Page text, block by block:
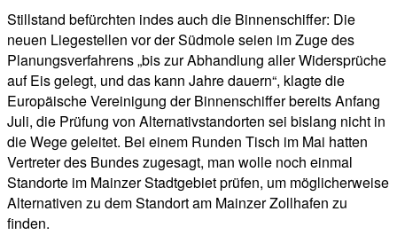
Stillstand befürchten indes auch die Binnenschiffer: Die
neuen Liegestellen vor der Südmole seien im Zuge des
Planungsverfahrens „bis zur Abhandlung aller Widersprüche
auf Eis gelegt, und das kann Jahre dauern“, klagte die
Europäische Vereinigung der Binnenschiffer bereits Anfang
Juli, die Prüfung von Alternativstandorten sei bislang nicht in
die Wege geleitet. Bei einem Runden Tisch im Mai hatten
Vertreter des Bundes zugesagt, man wolle noch einmal
Standorte im Mainzer Stadtgebiet prüfen, um möglicherweise
Alternativen zu dem Standort am Mainzer Zollhafen zu
finden.